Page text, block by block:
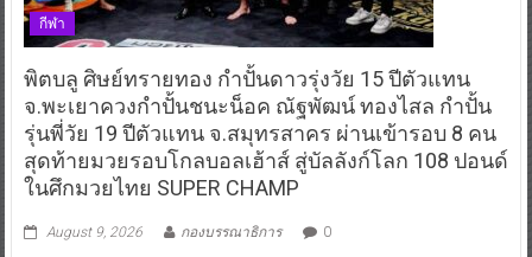
กีฬา
พิตบลู ศิษย์ทรายทอง กำปั้นดาวรุ่งวัย 15 ปีตัวแทน
จ.พะเยาควงกำปั้นชนะน็อค ณัฐพัฒน์ ทองไสล กำปั้น
รุ่นพี่วัย 19 ปีตัวแทน จ.สมุทรสาคร ผ่านเข้ารอบ 8 คน
สุดท้ายมวยรอบโกลบอลเฮ้าส์ สู่บัลลังก์โลก 108 ปอนด์
ในศึกมวยไทย SUPER CHAMP
August 9, 2026 กองบรรณาธิการ 0